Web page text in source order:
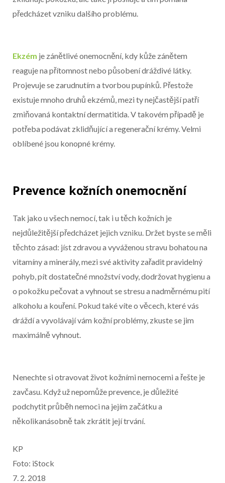
předcházet vzniku dalšího problému.
Ekzém je zánětlivé onemocnění, kdy kůže zánětem
reaguje na přítomnost nebo působení dráždivé látky.
Projevuje se zarudnutím a tvorbou pupínků. Přestože
existuje mnoho druhů ekzémů, mezi ty nejčastější patří
zmiňovaná kontaktní dermatitida. V takovém případě je
potřeba podávat zklidňující a regenerační krémy. Velmi
oblíbené jsou konopné krémy.
Prevence kožních onemocnění
Tak jako u všech nemocí, tak i u těch kožních je
nejdůležitější předcházet jejich vzniku. Držet byste se měli
těchto zásad: jíst zdravou a vyváženou stravu bohatou na
vitamíny a minerály, mezi své aktivity zařadit pravidelný
pohyb, pít dostatečné množství vody, dodržovat hygienu a
o pokožku pečovat a vyhnout se stresu a nadměrnému pití
alkoholu a kouření. Pokud také víte o věcech, které vás
dráždí a vyvolávají vám kožní problémy, zkuste se jim
maximálně vyhnout.
Nenechte si otravovat život kožními nemocemi a řešte je
zavčasu. Když už nepomůže prevence, je důležité
podchytit průběh nemoci na jejím začátku a
několikanásobně tak zkrátit její trvání.
KP
Foto: iStock
7. 2. 2018